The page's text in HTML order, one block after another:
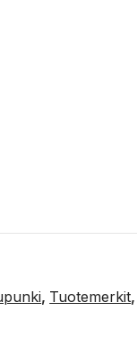
, Tuotemerkit